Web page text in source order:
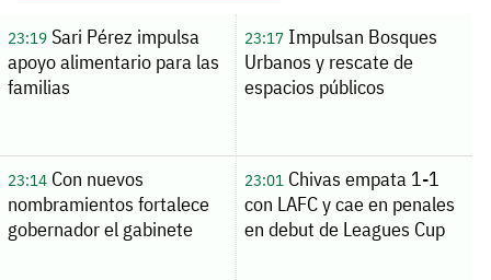
23:19Sari Pérez impulsa
apoyo alimentario para las
familias
23:17Impulsan Bosques
Urbanos y rescate de
espacios públicos
23:14Con nuevos
nombramientos fortalece
gobernador el gabinete
23:01Chivas empata 1-1
con LAFC y cae en penales
en debut de Leagues Cup